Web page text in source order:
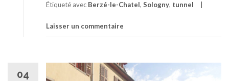
Étiqueté avec Berzé-le-Chatel, Sologny, tunnel
Laisser un commentaire
04